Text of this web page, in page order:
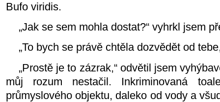
Bufo viridis.
„Jak se sem mohla dostat?“ vyhrkl jsem
„To bych se právě chtěla dozvědět od
„Prostě je to zázrak,“ odvětil jsem
můj rozum ne­stačil. Inkriminovaná
průmyslového objektu, daleko od vody a